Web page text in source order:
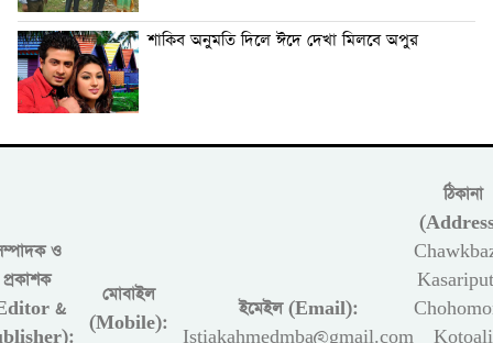
শাকিব অনুমতি দিলে ঈদে দেখা মিলবে অপুর
ও
প্রকাশক
&
মোবাইল
(Mobile):
ইমেইল (Email):
Istiakahmedmba@gmail.com
ঠিকানা
Kotoali